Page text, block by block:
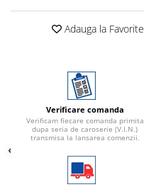
Adauga la Favorite
Verificare comanda
Verificam fiecare comanda primita
dupa seria de caroserie (V.I.N.)
transmisa la lansarea comenzii.